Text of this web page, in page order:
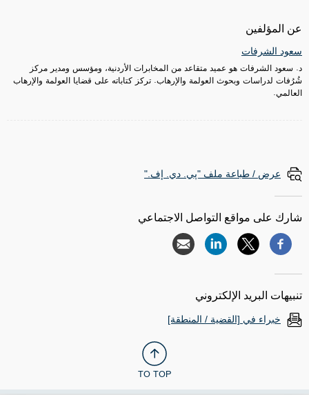
عن المؤلفين
سعود الشرفات
د. سعود الشرفات هو عميد متقاعد من المخابرات الأردنية، ومؤسس ومدير مركز
شُرُفات لدراسات وبحوث العولمة والإرهاب. تركز كتاباته على قضايا العولمة والإرهاب
العالمي.
عرض / طباعة ملف "پي. دي. إف."
شارك على مواقع التواصل الاجتماعي
تنبيهات البريد الإلكتروني
خبراء في [القضية / المنطقة]
TO TOP